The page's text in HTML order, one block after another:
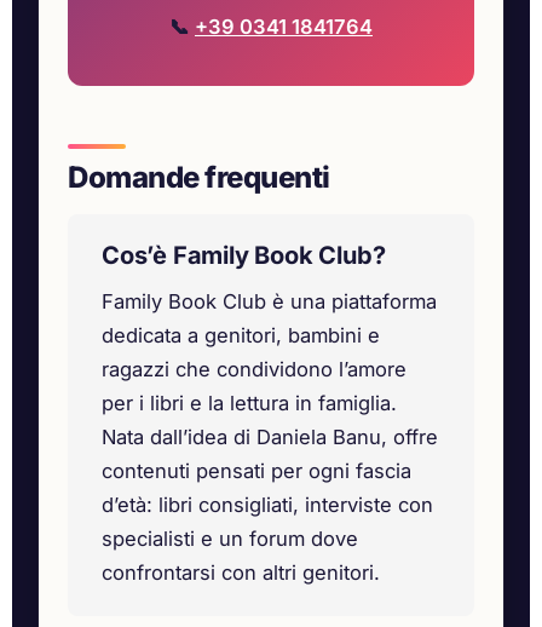
📞 +39 0341 1841764
Domande frequenti
Cos’è Family Book Club?
Family Book Club è una piattaforma
dedicata a genitori, bambini e
ragazzi che condividono l’amore
per i libri e la lettura in famiglia.
Nata dall’idea di Daniela Banu, offre
contenuti pensati per ogni fascia
d’età: libri consigliati, interviste con
specialisti e un forum dove
confrontarsi con altri genitori.